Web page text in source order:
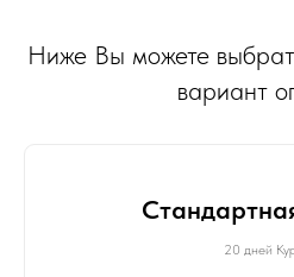
Ниже Вы можете
вариант
20 дней